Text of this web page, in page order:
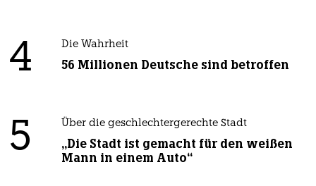
4 Die Wahrheit
56 Millionen Deutsche sind betroffen
5 Über die geschlechtergerechte Stadt
„Die Stadt ist gemacht für den weißen
Mann in einem Auto“